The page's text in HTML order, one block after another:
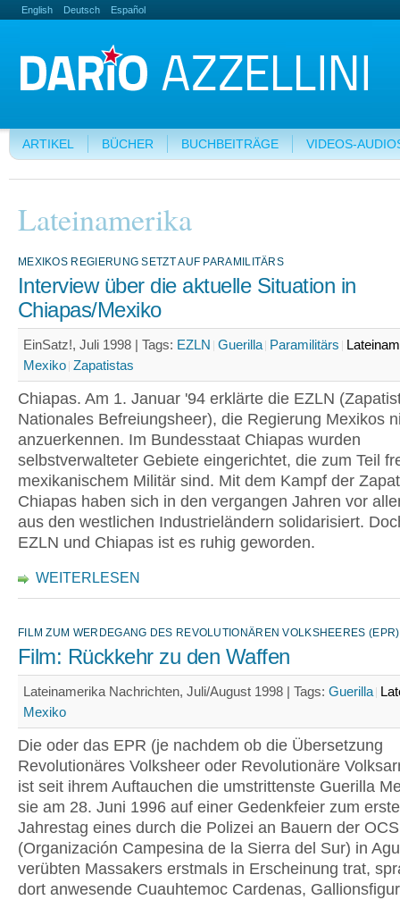
English Deutsch Español
ARTIKEL BÜCHER BUCHBEITRÄGE VIDEOS-
Lateinamerika
MEXIKOS REGIERUNG SETZT AUF PARAMILITÄRS
Interview über die aktuelle Situation in
Chiapas/Mexiko
EinSatz!, Juli 1998 | Tags: EZLN Guerilla Paramilitärs
Mexiko Zapatistas
Chiapas. Am 1. Januar '94 erklärte die EZLN
Nationales Befreiungsheer), die Regierung Mexikos
anzuerkennen. Im Bundesstaat Chiapas wurden
selbstverwalteter Gebiete eingerichtet, die zum Teil
mexikanischem Militär sind. Mit dem Kampf der
Chiapas haben sich in den vergangen Jahren vor
aus den westlichen Industrieländern solidarisiert.
EZLN und Chiapas ist es ruhig geworden.
WEITERLESEN
FILM ZUM WERDEGANG DES REVOLUTIONÄREN VOLKSHEERES (EPR)
Film: Rückkehr zu den Waffen
Lateinamerika Nachrichten, Juli/August 1998 | Tags: Guerilla
Mexiko
Die oder das EPR (je nachdem ob die Übersetzung
Revolutionäres Volksheer oder Revolutionäre
ist seit ihrem Auftauchen die umstrittenste Guerilla
sie am 28. Juni 1996 auf einer Gedenkfeier zum
Jahrestag eines durch die Polizei an Bauern der
(Organización Campesina de la Sierra del Sur) in
verübten Massakers erstmals in Erscheinung trat,
dort anwesende Cuauhtemoc Cardenas,